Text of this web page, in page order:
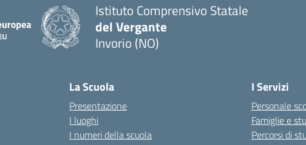
Istituto Comprensivo Statale
del Vergante
Invorio (NO)
La Scuola
Presentazione
I luoghi
I numeri della scuola
I Servizi
Personale
Famiglie e
Percorsi di